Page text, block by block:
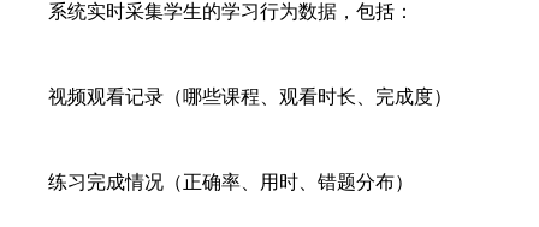
系统实时采集学生的学习行为数据，包括：
视频观看记录（哪些课程、观看时长、完成度）
练习完成情况（正确率、用时、错题分布）